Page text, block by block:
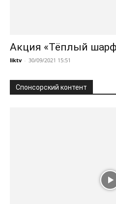
Акция «Тёплый
liktv - 30/09/2021 15:51
Спонсорский контент